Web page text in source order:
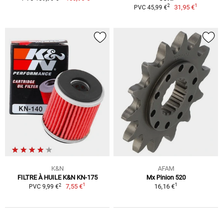
PVC 45,99 €2 31,95 €1
K&N
FILTRE À HUILE K&N KN-175
PVC 9,99 €2 7,55 €1
AFAM
Mx Pinion 520
16,16 €1